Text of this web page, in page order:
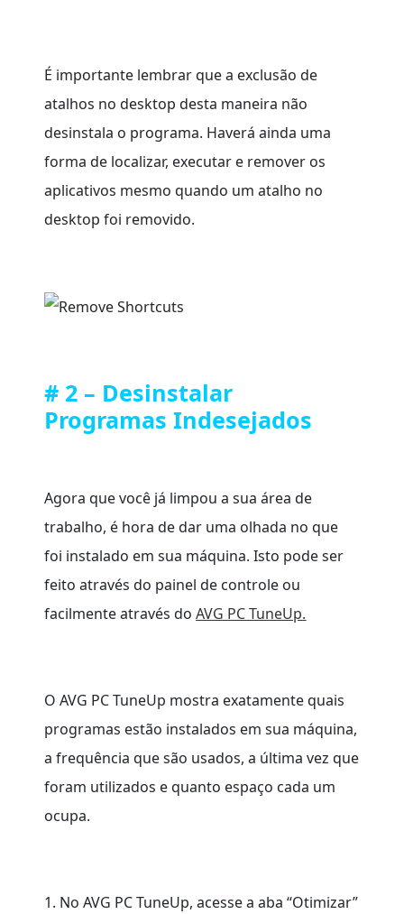
É importante lembrar que a exclusão de
atalhos no desktop desta maneira não
desinstala o programa. Haverá ainda uma
forma de localizar, executar e remover os
aplicativos mesmo quando um atalho no
desktop foi removido.
# 2 – Desinstalar
Programas Indesejados
Agora que você já limpou a sua área de
trabalho, é hora de dar uma olhada no que
foi instalado em sua máquina. Isto pode ser
feito através do painel de controle ou
facilmente através doAVG PC TuneUp.
O AVG PC TuneUp mostra exatamente quais
programas estão instalados em sua máquina,
a frequência que são usados, a última vez que
foram utilizados e quanto espaço cada um
ocupa.
1. No AVG PC TuneUp, acesse a aba “Otimizar”